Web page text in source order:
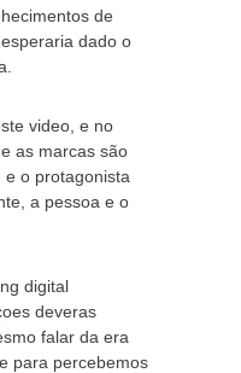
de
dado o
video, e no
as marcas são
o protagonista
a pessoa e o
digital
deveras
falar da era
para percebemos